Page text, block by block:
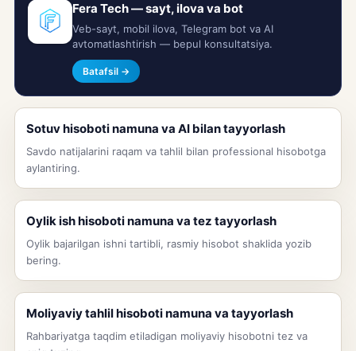
Fera Tech — sayt, ilova va bot
Veb-sayt, mobil ilova, Telegram bot va AI
avtomatlashtirish — bepul konsultatsiya.
Batafsil →
Sotuv hisoboti namuna va AI bilan tayyorlash
Savdo natijalarini raqam va tahlil bilan professional hisobotga
aylantiring.
Oylik ish hisoboti namuna va tez tayyorlash
Oylik bajarilgan ishni tartibli, rasmiy hisobot shaklida yozib
bering.
Moliyaviy tahlil hisoboti namuna va tayyorlash
Rahbariyatga taqdim etiladigan moliyaviy hisobotni tez va